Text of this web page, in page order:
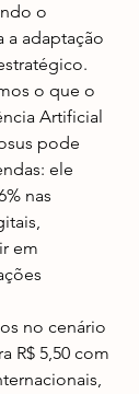
o
a adaptação
o que o
Artificial
pode
ele
nas
em
no cenário
R$ 5,50 com